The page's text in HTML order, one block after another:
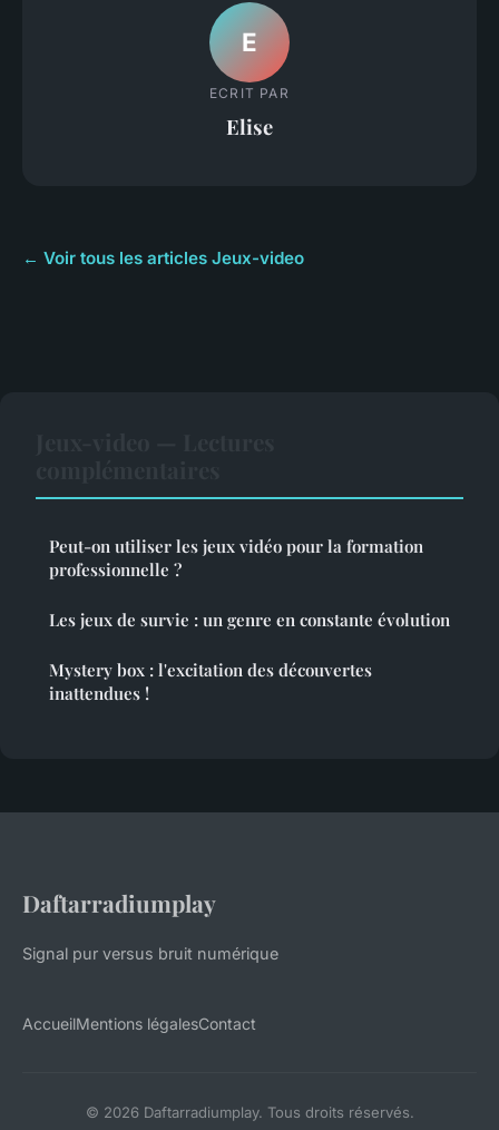
E
ECRIT PAR
Elise
← Voir tous les articles Jeux-video
Peut-on utiliser les jeux vidéo pour la formation
professionnelle ?
Les jeux de survie : un genre en constante évolution
Mystery box : l'excitation des découvertes
inattendues !
Daftarradiumplay
Signal pur versus bruit numérique
AccueilMentions légalesContact
© 2026 Daftarradiumplay. Tous droits réservés.